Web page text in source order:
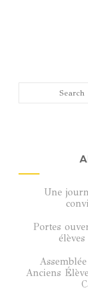
Une
Portes
Anciens